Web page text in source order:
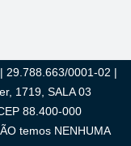
0001-02 |
1719, SALA 03
88.400-000
temos NENHUMA